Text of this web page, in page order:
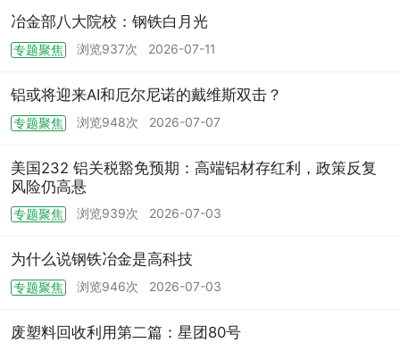
冶金部八大院校：钢铁白月光
专题聚焦 浏览937次 2026-07-11
铝或将迎来AI和厄尔尼诺的戴维斯双击？
专题聚焦 浏览948次 2026-07-07
美国232 铝关税豁免预期：高端铝材存红利，政策反复
风险仍高悬
专题聚焦 浏览939次 2026-07-03
为什么说钢铁冶金是高科技
专题聚焦 浏览946次 2026-07-03
废塑料回收利用第二篇：星团80号